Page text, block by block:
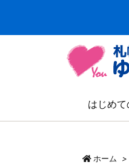
はじめ
ホーム >